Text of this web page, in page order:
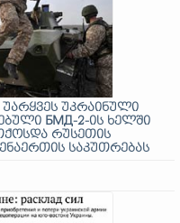
უკრაინული
БМД-2-ის ხელში
რუსეთის
საკუთრებას